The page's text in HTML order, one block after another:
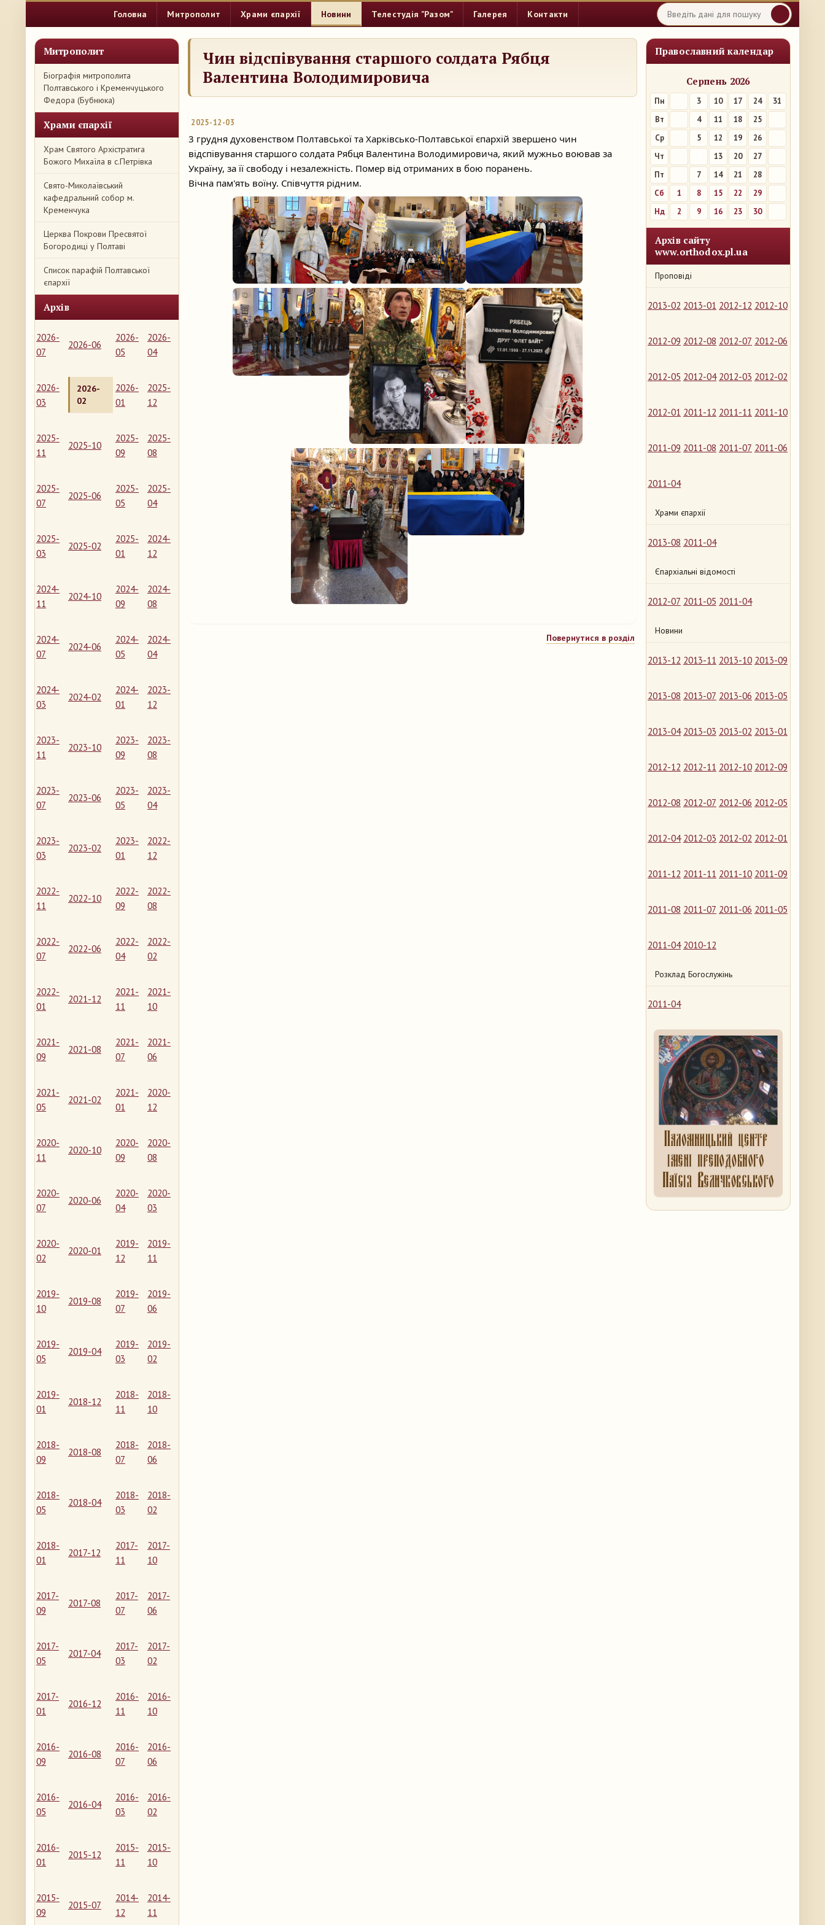
Головна Митрополит Храми єпархії Новини Телестудія "Разом" Галерея Контакти
Митрополит
Біографія митрополита
Полтавського і Кременчуцького
Федора (Бубнюка)
Храми єпархії
Храм Святого Архістратига
Божого Михаїла в с.Петрівка
Свято-Миколаївський
кафедральний собор м.
Кременчука
Церква Покрови Пресвятої
Богородиці у Полтаві
Список парафій Полтавської
єпархії
Архів
2026-
07
2026-06
2026-
05
2026-
04
2026-
03
2026-
02
2026-
01
2025-
12
2025-
11
2025-10
2025-
09
2025-
08
2025-
07
2025-06
2025-
05
2025-
04
2025-
03
2025-02
2025-
01
2024-
12
2024-
11
2024-10
2024-
09
2024-
08
2024-
07
2024-06
2024-
05
2024-
04
2024-
03
2024-02
2024-
01
2023-
12
2023-
11
2023-10
2023-
09
2023-
08
2023-
07
2023-06
2023-
05
2023-
04
2023-
03
2023-02
2023-
01
2022-
12
2022-
11
2022-10
2022-
09
2022-
08
2022-
07
2022-06
2022-
04
2022-
02
2022-
01
2021-12
2021-
11
2021-
10
2021-
09
2021-08
2021-
07
2021-
06
2021-
05
2021-02
2021-
01
2020-
12
2020-
11
2020-10
2020-
09
2020-
08
2020-
07
2020-06
2020-
04
2020-
03
2020-
02
2020-01
2019-
12
2019-
11
2019-
10
2019-08
2019-
07
2019-
06
2019-
05
2019-04
2019-
03
2019-
02
2019-
01
2018-12
2018-
11
2018-
10
2018-
09
2018-08
2018-
07
2018-
06
2018-
05
2018-04
2018-
03
2018-
02
2018-
01
2017-12
2017-
11
2017-
10
2017-
09
2017-08
2017-
07
2017-
06
2017-
05
2017-04
2017-
03
2017-
02
2017-
01
2016-12
2016-
11
2016-
10
2016-
09
2016-08
2016-
07
2016-
06
2016-
05
2016-04
2016-
03
2016-
02
2016-
01
2015-12
2015-
11
2015-
10
2015-
09
2015-07
2014-
12
2014-
11
Православний календар
Серпень 2026
Пн 3 10 17 24
31
Вт
4 11 18
25
Ср
5 12 19
26
Чт
13 20
27
Пт
7 14 21
28
Сб
1 8 15 22
29
Нд
2 9 16 23 30
Архів сайту
www.orthodox.pl.ua
Проповіді
2013-02 2013-01 2012-12 2012-10
2012-09 2012-08 2012-07 2012-06
2012-05 2012-04 2012-03 2012-02
2012-01 2011-12 2011-11 2011-10
2011-09 2011-08 2011-07 2011-06
2011-04
Храми єпархії
2013-08 2011-04
Єпархіальні відомості
2012-07 2011-05 2011-04
Новини
2013-12 2013-11 2013-10 2013-09
2013-08 2013-07 2013-06 2013-05
2013-04 2013-03 2013-02 2013-01
2012-12 2012-11 2012-10 2012-09
2012-08 2012-07 2012-06 2012-05
2012-04 2012-03 2012-02 2012-01
2011-12 2011-11 2011-10 2011-09
2011-08 2011-07 2011-06 2011-05
2011-04 2010-12
Розклад Богослужінь
2011-04
Чин відспівування старшого солдата Рябця
Валентина Володимировича
2025-12-03
3 грудня духовенством Полтавської та Харківсько-Полтавської єпархій звершено чин
відспівування старшого солдата Рябця Валентина Володимировича, який мужньо воював за
Україну, за її свободу і незалежність. Помер від отриманих в бою поранень.
Вічна пам'ять воїну. Співчуття рідним.
Повернутися в розділ